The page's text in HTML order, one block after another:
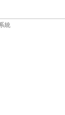
統